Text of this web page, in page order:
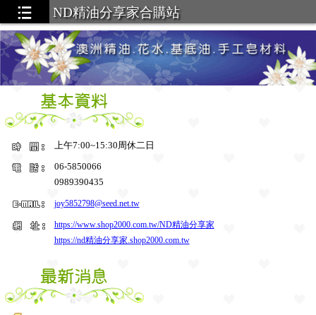
ND精油分享家合購站
上午7:00~15:30周休二日
06-5850066
0989390435
joy5852798@seed.net.tw
https://www.shop2000.com.tw/ND精油分享家
https://nd精油分享家.shop2000.com.tw